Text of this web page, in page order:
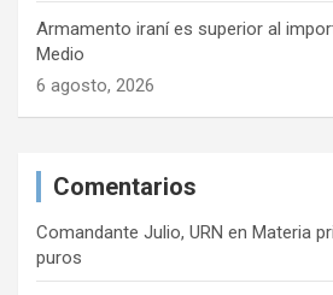
Armamento iraní es superior al
Medio
6 agosto, 2026
Comentarios
Comandante Julio, URN en Materia
puros